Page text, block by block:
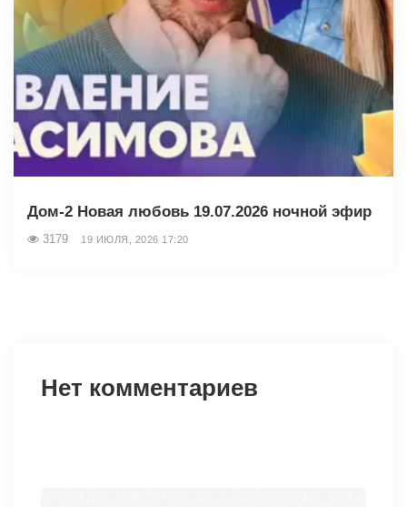
Дом-2 Новая любовь 19.07.2026 ночной эфир
3179 19 ИЮЛЯ, 2026 17:20
Нет комментариев